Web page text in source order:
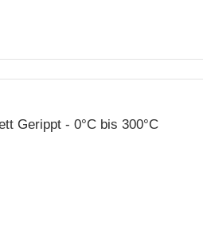
Gerippt - 0°C bis 300°C